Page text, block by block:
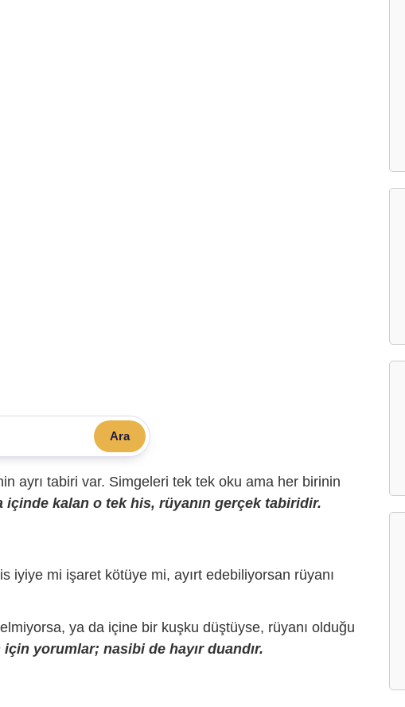
Ara
ayrı tabiri var. Simgeleri tek tek oku ama her birinin
içinde kalan o tek his, rüyanın gerçek tabiridir.
iyiye mi işaret kötüye mi, ayırt edebiliyorsan rüyanı
ya da içine bir kuşku düştüyse, rüyanı olduğu
yorumlar; nasibi de hayır duandır.